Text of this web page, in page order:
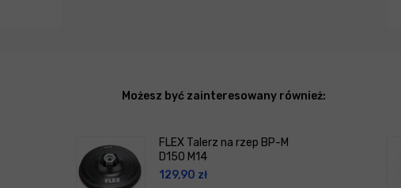
Możesz być zainteresowany również:
FLEX Talerz na rzep BP-M
D150 M14
129,90 zł